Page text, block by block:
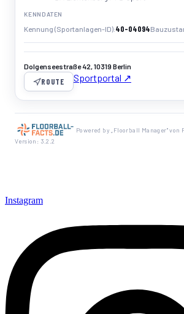
KENNDATEN
Kennung (Sportanlagen-ID) 40-04094
Dolgenseestraße 42, 10319 Berlin
ROUTE Sportportal ↗
Powered by „Floorball Manager"
Version: 3.2.2
Instagram